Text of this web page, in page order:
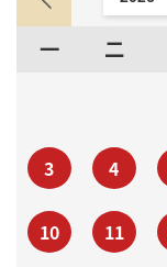
一 二
3 4
10 11